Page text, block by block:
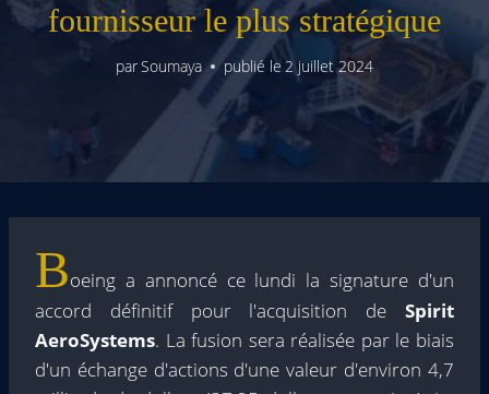
fournisseur le plus stratégique
parSoumaya publié le 2 juillet 2024
Boeing a annoncé ce lundi la signature d'un
accord définitif pour l'acquisition de Spirit
AeroSystems. La fusion sera réalisée par le biais
d'un échange d'actions d'une valeur d'environ 4,7